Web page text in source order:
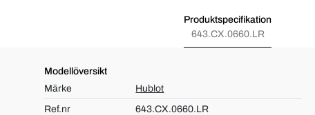
Produktspecifikation
643.CX.0660.LR
Modellöversikt
Märke
Hublot
Ref.nr
643.CX.0660.LR